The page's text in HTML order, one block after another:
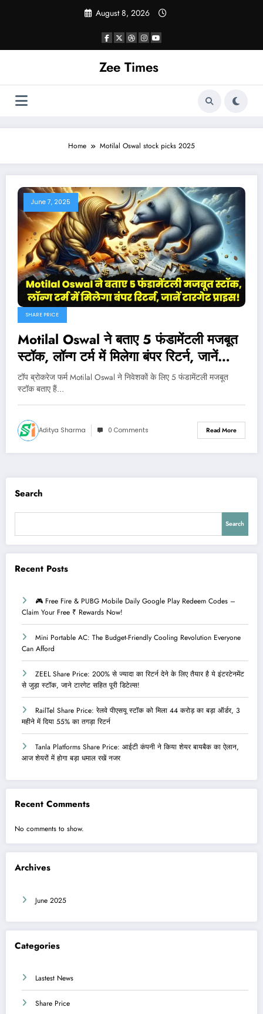
August 8, 2026
Zee Times
Home Motilal Oswal stock picks 2025
June 7, 2025
SHARE PRICE
Motilal Oswal ने बताए 5 फंडामेंटली मजबूत
स्टॉक, लॉन्ग टर्म में मिलेगा बंपर रिटर्न, जानें
टारगेट प्राइस!
टॉप ब्रोकरेज फर्म Motilal Oswal ने निवेशकों के लिए 5 फंडामेंटली मजबूत
स्टॉक बताए हैं…
Aditya Sharma 0 Comments Read More
Search
Search
Recent Posts
🎮 Free Fire & PUBG Mobile Daily Google Play Redeem Codes –
Claim Your Free ₹ Rewards Now!
Mini Portable AC: The Budget-Friendly Cooling Revolution Everyone
Can Afford
ZEEL Share Price: 200% से ज्यादा का रिटर्न देने के लिए तैयार है ये इंटरटेनमेंट
से जुड़ा स्टॉक, जाने टारगेट सहित पूरी डिटेल्स!
RailTel Share Price: रेलवे पीएसयू स्टॉक को मिला 44 करोड़ का बड़ा ऑर्डर, 3
महीने में दिया 55% का तगड़ा रिटर्न
Tanla Platforms Share Price: आईटी कंपनी ने किया शेयर बायबैक का ऐलान,
आज शेयरों में होगा बड़ा धमाल रखें नजर
Recent Comments
No comments to show.
Archives
June 2025
Categories
Lastest News
Share Price